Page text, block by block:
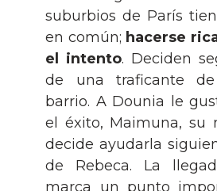
suburbios de París
en común; hacerse
el intento. Deciden
de una traficante
barrio. A Dounia le
el éxito, Maimuna, su
decide ayudarla
de Rebeca. La
marca un punto